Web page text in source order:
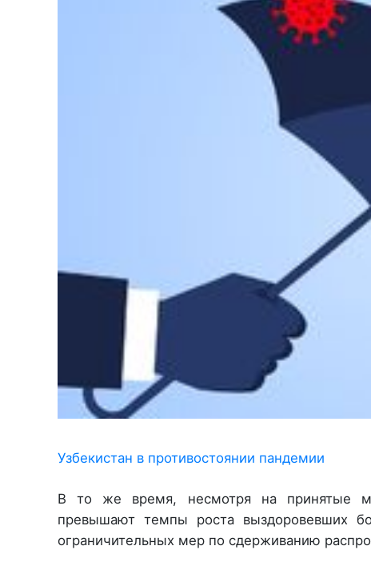
Узбекистан в противостоянии пандемии
В то же время, несмотря на принятые
превышают темпы роста выздоровевших
ограничительных мер по сдерживанию